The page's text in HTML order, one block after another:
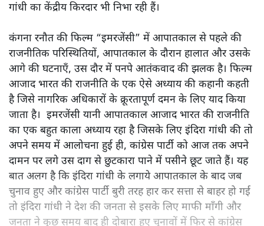
गांधी का केंद्रीय किरदार भी निभा रही हैं।
कंगना रनौत की फिल्म “इमरजेंसी” में आपातकाल से पहले की
राजनीतिक परिस्थितियों, आपातकाल के दौरान हालात और उसके
आगे की घटनाएँ, उस दौर में पनपे आतंकवाद की झलक है। फिल्म
आजाद भारत की राजनीति के एक ऐसे अध्याय की कहानी कहती
है जिसे नागरिक अधिकारों के क्रूरतापूर्ण दमन के लिए याद किया
जाता है। इमरजेंसी यानी आपातकाल आजाद भारत की राजनीति
का एक बहुत काला अध्याय रहा है जिसके लिए इंदिरा गांधी की तो
अपने समय में आलोचना हुई ही, कांग्रेस पार्टी को आज तक अपने
दामन पर लगे उस दाग से छुटकारा पाने में पसीने छूट जाते हैं। यह
बात अलग है कि इंदिरा गांधी के लगाये आपातकाल के बाद जब
चुनाव हुए और कांग्रेस पार्टी बुरी तरह हार कर सत्ता से बाहर हो गई
तो इंदिरा गांधी ने देश की जनता से इसके लिए माफी माँगी और
जनता ने कुछ समय बाद ही दोबारा हुए चुनावों में फिर से कांग्रेस